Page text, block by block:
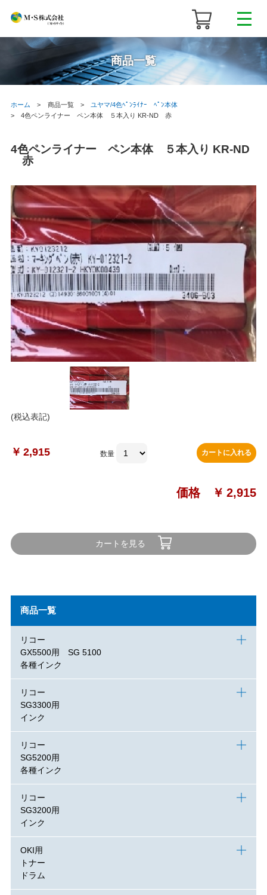
商品一覧
ホーム 商品一覧
ユヤマ/4色ﾍﾟﾝﾗｲﾅｰ ﾍﾟﾝ本体
4色ペンライナー ペン本体 ５本入り KR-ND 赤
4色ペンライナー ペン本体 ５本入り KR-ND
赤
(税込表記)
￥ 2,915 数量 カートに入れる
価格 ￥ 2,915
カートを見る
商品一覧
リコー
GX5500用 SG 5100
各種インク
リコー
SG3300用
インク
リコー
SG5200用
各種インク
リコー
SG3200用
インク
OKI用
トナー
ドラム